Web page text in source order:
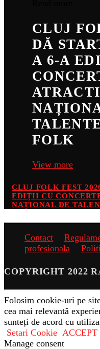
CLUJ
DĂ
A 6-A
FOLK
View more
CLUJ FOLK FEST
EDIȚII CU
NAȚIONAL DE
Contact
profesionala
COPYRIGHT 2022
Folosim cookie-uri pe
cea mai relevantă
sunteți de acord cu
Setari Cookie ACCEPT
Manage consent